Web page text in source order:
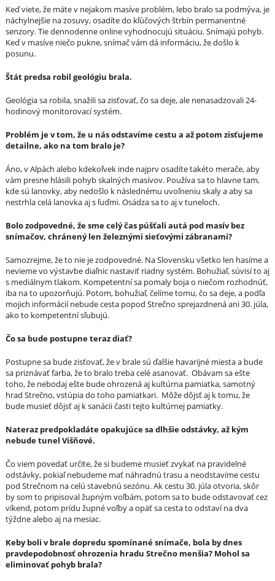
Keď viete, že máte v nejakom masíve problém, lebo bralo sa podmýva, je
náchylnejšie na zosuvy, osadíte do kľúčových štrbín permanentné
senzory. Tie dennodenne online vyhodnocujú situáciu. Snímajú pohyb.
Keď v masíve niečo pukne, snímač vám dá informáciu, že došlo k
posunu.
Štát predsa robil geológiu brala.
Geológia sa robila, snažili sa zisťovať, čo sa deje, ale nenasadzovali 24-
hodinový monitorovací systém.
Problém je v tom, že u nás odstavíme cestu a až potom zisťujeme
detailne, ako na tom bralo je?
Áno, v Alpách alebo kdekoľvek inde najprv osadíte takéto merače, aby
vám presne hlásili pohyb skalných masívov. Používa sa to hlavne tam,
kde sú lanovky, aby nedošlo k následnému uvoľneniu skaly a aby sa
nestrhla celá lanovka aj s ľuďmi. Osádza sa to aj v tuneloch.
Bolo zodpovedné, že sme celý čas púšťali autá pod masív bez
snímačov, chránený len železnými sieťovými zábranami?
Samozrejme, že to nie je zodpovedné. Na Slovensku všetko len hasíme a
nevieme vo výstavbe diaľnic nastaviť riadny systém. Bohužiaľ, súvisí to aj
s mediálnym tlakom. Kompetentní sa pomaly boja o niečom rozhodnúť,
iba na to upozorňujú. Potom, bohužiaľ, čelíme tomu, čo sa deje, a podľa
mojich informácií nebude cesta popod Strečno sprejazdnená ani 30. júla,
ako to kompetentní sľubujú.
Čo sa bude postupne teraz diať?
Postupne sa bude zisťovať, že v brale sú ďalšie havarijné miesta a bude
sa priznávať farba, že to bralo treba celé asanovať. Obávam sa ešte
toho, že nebodaj ešte bude ohrozená aj kultúrna pamiatka, samotný
hrad Strečno, vstúpia do toho pamiatkari. Môže dôjsť aj k tomu, že
bude musieť dôjsť aj k sanácii časti tejto kultúrnej pamiatky.
Nateraz predpokladáte opakujúce sa dlhšie odstávky, až kým
nebude tunel Višňové.
Čo viem povedať určite, že si budeme musieť zvykať na pravidelné
odstávky, pokiaľ nebudeme mať náhradnú trasu a neodstavíme cestu
pod Strečnom na celú stavebnú sezónu. Ak cestu 30. júla otvoria, skôr
by som to pripisoval župným voľbám, potom sa to bude odstavovať cez
víkend, potom prídu župné voľby a opäť sa cesta to odstaví na dva
týždne alebo aj na mesiac.
Keby boli v brale dopredu spomínané snímače, bola by dnes
pravdepodobnosť ohrozenia hradu Strečno menšia? Mohol sa
eliminovať pohyb brala?